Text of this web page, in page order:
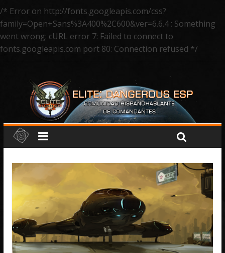
/* Error on http://fonts.googleapis.com/css?
family=Open+Sans%3A400%2C600&ver=6.6.4 : Something
went wrong: cURL error 7: Failed to connect to
fonts.googleapis.com port 80: Connection refused */